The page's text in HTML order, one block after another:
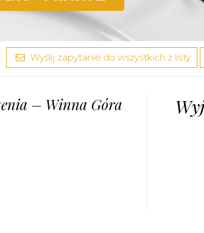
Wyślij zapytanie do wszystkich z listy
– Winna Góra